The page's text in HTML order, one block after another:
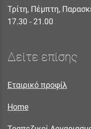
Τρίτη, Πέμπτη,
17.30 - 21.00
Δείτε επίσης
Εταιρικό προφίλ
Home